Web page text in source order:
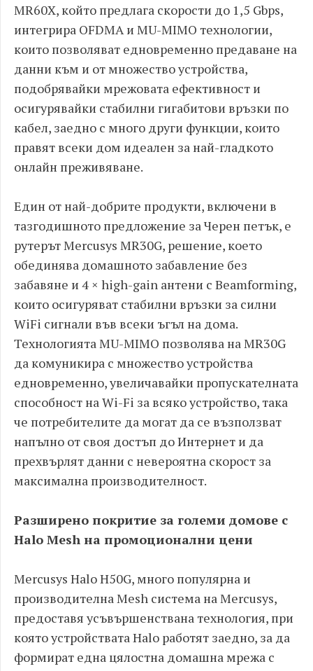
MR60X, който предлага скорости до 1,5 Gbps,
интегрира OFDMA и MU-MIMO технологии,
които позволяват едновременно предаване на
данни към и от множество устройства,
подобрявайки мрежовата ефективност и
осигурявайки стабилни гигабитови връзки по
кабел, заедно с много други функции, които
правят всеки дом идеален за най-гладкото
онлайн преживяване.
Един от най-добрите продукти, включени в
тазгодишното предложение за Черен петък, е
рутерът Mercusys MR30G, решение, което
обединява домашното забавление без
забавяне и 4 × high-gain антени с Beamforming,
които осигуряват стабилни връзки за силни
WiFi сигнали във всеки ъгъл на дома.
Технологията MU-MIMO позволява на MR30G
да комуникира с множество устройства
едновременно, увеличавайки пропускателната
способност на Wi-Fi за всяко устройство, така
че потребителите да могат да се възползват
напълно от своя достъп до Интернет и да
прехвърлят данни с невероятна скорост за
максимална производителност.
Разширено покритие за големи домове с
Halo Mesh на промоционални цени
Mercusys Halo H50G, много популярна и
производителна Mesh система на Mercusys,
предоставя усъвършенствана технология, при
която устройствата Halo работят заедно, за да
формират една цялостна домашна мрежа с